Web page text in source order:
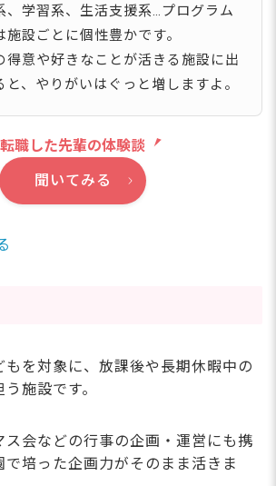
、学習系、生活支援系…プログラム
施設ごとに個性豊かです。
得意や好きなことが活きる施設に出
と、やりがいはぐっと増しますよ。
転職した先輩の体験談
聞いてみる
もを対象に、放課後や長期休暇中の
施設です。
ス会などの行事の企画・運営にも携
で培った企画力がそのまま活きま